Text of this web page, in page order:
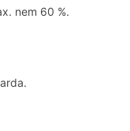
nem 60 %.